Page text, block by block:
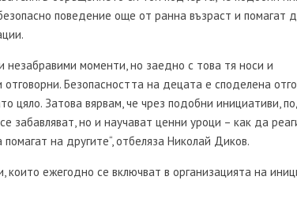
поведение още от ранна възраст и помагат
незабравими моменти, но заедно с това тя носи и
Безопасността на децата е споделена
цяло. Затова вярвам, че чрез подобни инициативи,
забавляват, но и научават ценни уроци – как да
на другите“, отбеляза Николай Диков.
които ежегодно се включват в организацията на